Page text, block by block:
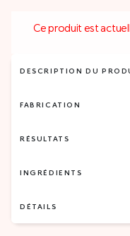
Ce produit est
DESCRIPTION DU
FABRICATION
RÉSULTATS
INGRÉDIENTS
DÉTAILS